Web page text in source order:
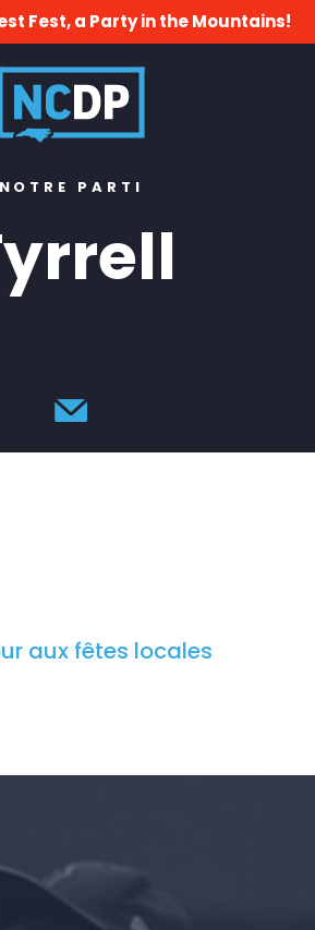
Fest, a Party in the Mountains!
NOTRE PARTI
aux fêtes locales